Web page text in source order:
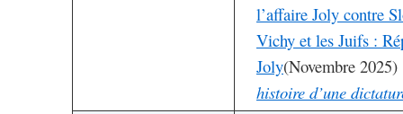
l’affaire Joly contre
Vichy et les Juifs :
Joly(Novembre 2025)
histoire d’une